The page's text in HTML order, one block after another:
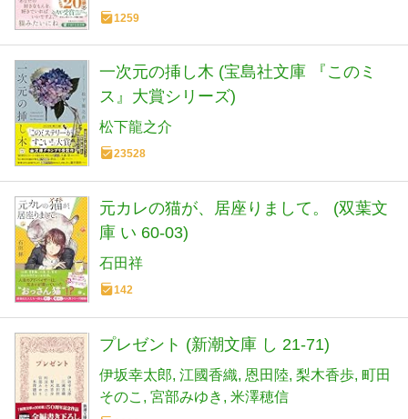
1259
一次元の挿し木 (宝島社文庫 『このミ
ス』大賞シリーズ)
松下龍之介
23528
元カレの猫が、居座りまして。 (双葉文
庫 い 60-03)
石田祥
142
プレゼント (新潮文庫 し 21-71)
伊坂幸太郎 江國香織 恩田陸 梨木香歩 町田
そのこ
宮部みゆき 米澤穂信